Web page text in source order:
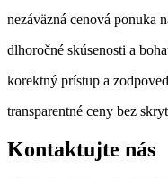
nezáväzná cenová ponuka
dlhoročné skúsenosti a
korektný prístup a
transparentné ceny bez
Kontaktujte nás